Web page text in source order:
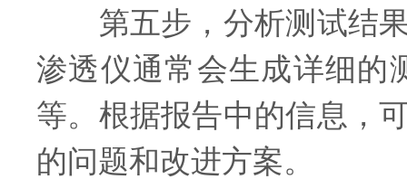
第五步，分析测试结果
渗透仪通常会生成详细的
等。根据报告中的信息，
的问题和改进方案。